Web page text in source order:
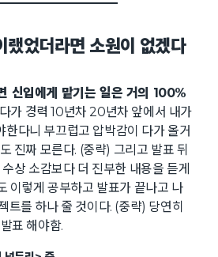
랬었더라면 소원이 없겠다
신입에게 맡기는 일은 거의 100%
가 경력 10년차 20년차 앞에서 내가
한다니 부끄럽고 압박감이 다가 올거
진짜 모른다. (중략) 그리고 발표 뒤
상 소감보다 더 진부한 내용을 듣게
이렇게 공부하고 발표가 끝나고 나
트를 하나 줄 것이다. (중략) 당연히
표 해야함.